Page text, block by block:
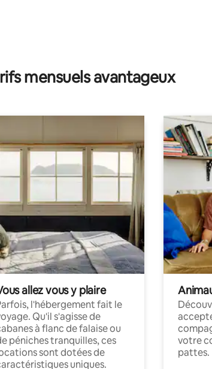
mensuels avantageux
allez vous y plaire
l'hébergement fait le
Qu'il s'agisse de
à flanc de falaise ou
péniches tranquilles, ces
sont dotées de
uniques.
votre
pattes.